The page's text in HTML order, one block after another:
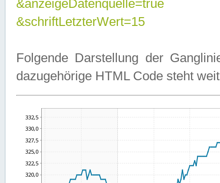
&anzeigeDatenquelle=true
&schriftLetzterWert=15
Folgende Darstellung der
dazugehörige HTML Code steht